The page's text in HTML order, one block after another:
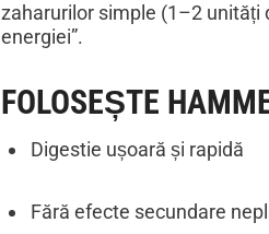
zaharurilor simple (1–2 unități
energiei”.
FOLOSEȘTE
Digestie ușoară și rapidă
Fără efecte secundare